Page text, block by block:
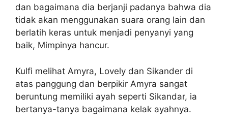
dan bagaimana dia berjanji padanya bahwa dia
tidak akan menggunakan suara orang lain dan
berlatih keras untuk menjadi penyanyi yang
baik, Mimpinya hancur.
Kulfi melihat Amyra, Lovely dan Sikander di
atas panggung dan berpikir Amyra sangat
beruntung memiliki ayah seperti Sikandar, ia
bertanya-tanya bagaimana kelak ayahnya.